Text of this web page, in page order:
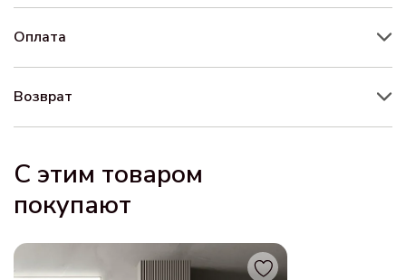
Оплата
Возврат
С этим товаром
покупают